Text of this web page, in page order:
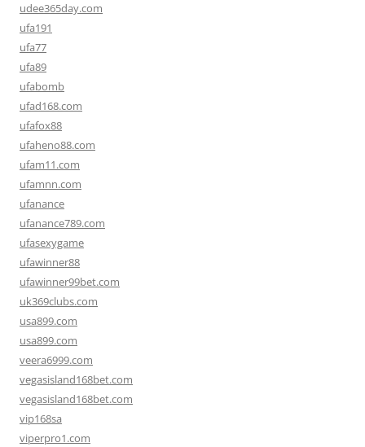
udee365day.com
ufa191
ufa77
ufa89
ufabomb
ufad168.com
ufafox88
ufaheno88.com
ufam11.com
ufamnn.com
ufanance
ufanance789.com
ufasexygame
ufawinner88
ufawinner99bet.com
uk369clubs.com
usa899.com
usa899.com
veera6999.com
vegasisland168bet.com
vegasisland168bet.com
vip168sa
viperpro1.com